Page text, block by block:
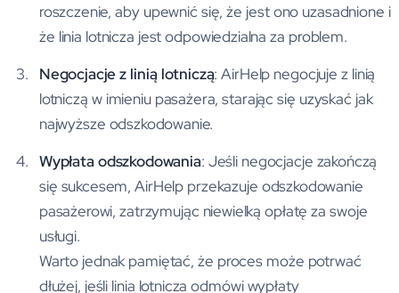
roszczenie, aby upewnić się, że jest ono uzasadnione i
że linia lotnicza jest odpowiedzialna za problem.
Negocjacje z linią lotniczą: AirHelp negocjuje z linią
lotniczą w imieniu pasażera, starając się uzyskać jak
najwyższe odszkodowanie.
Wypłata odszkodowania: Jeśli negocjacje zakończą
się sukcesem, AirHelp przekazuje odszkodowanie
pasażerowi, zatrzymując niewielką opłatę za swoje
usługi.
Warto jednak pamiętać, że proces może potrwać
dłużej, jeśli linia lotnicza odmówi wypłaty